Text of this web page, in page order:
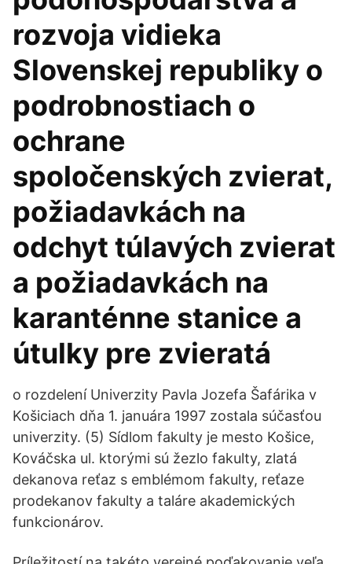
rozvoja vidieka
Slovenskej republiky o
podrobnostiach o
ochrane
spoločenských zvierat,
požiadavkách na
odchyt túlavých zvierat
a požiadavkách na
karanténne stanice a
útulky pre zvieratá
o rozdelení Univerzity Pavla Jozefa Šafárika v
Košiciach dňa 1. januára 1997 zostala súčasťou
univerzity. (5) Sídlom fakulty je mesto Košice,
Kováčska ul. ktorými sú žezlo fakulty, zlatá
dekanova reťaz s emblémom fakulty, reťaze
prodekanov fakulty a taláre akademických
funkcionárov.